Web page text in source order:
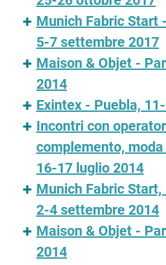
Munich Fabric Start
5-7 settembre 2017
Maison & Objet -
2014
Exintex - Puebla,
Incontri con
complemento,
16-17 luglio 2014
Munich Fabric
2-4 settembre 2014
Maison & Objet -
2014